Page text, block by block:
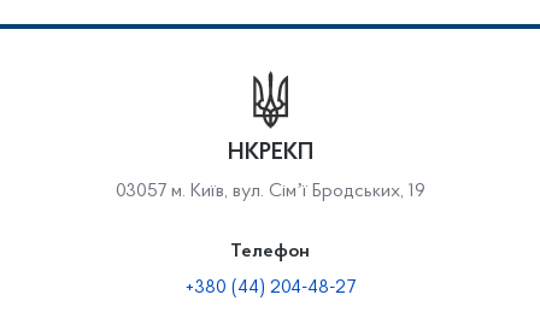
НКРЕКП
03057 м. Київ, вул. Сімʼї Бродських, 19
Телефон
+380 (44) 204-48-27